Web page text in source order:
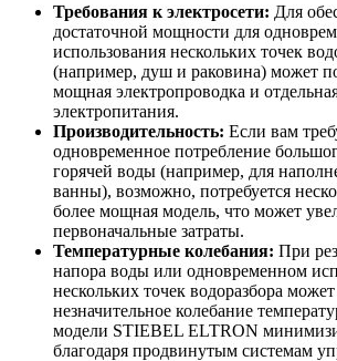
Требования к электросети: Для
достаточной мощности для
использования нескольких точек
(например, душ и раковина) может
мощная электропроводка и
электропитания.
Производительность: Если вам
одновременное потребление
горячей воды (например, для
ванны), возможно, потребуется
более мощная модель, что может
первоначальные затраты.
Температурные колебания: При
напора воды или одновременном
нескольких точек водоразбора
незначительное колебание
модели STIEBEL ELTRON
благодаря продвинутым системам